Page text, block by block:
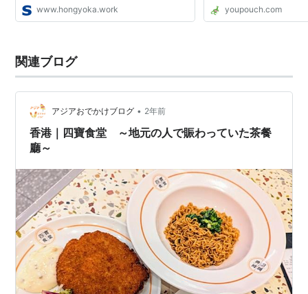
www.hongyoka.work youpouch.com
関連ブログ
アジアおでかけブログ • 2年前
香港｜四寶食堂 ～地元の人で賑わっていた茶餐
廳～